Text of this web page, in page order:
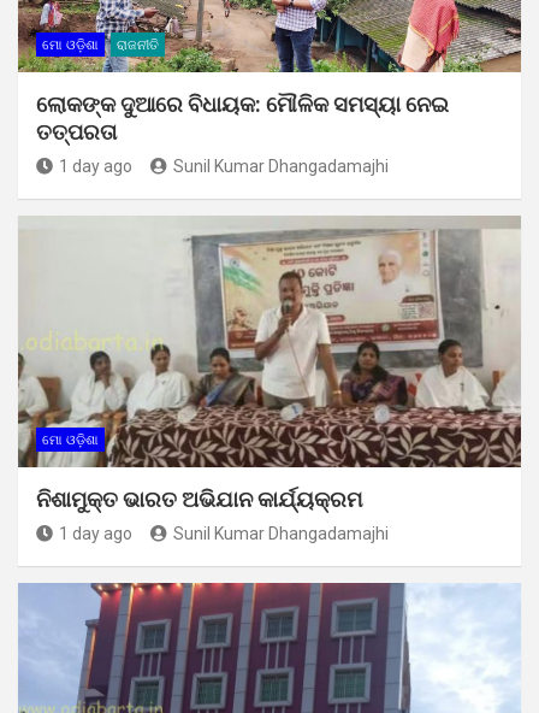
ମୋ ଓଡ଼ିଶା ରାଜନୀତି
ଲୋକଙ୍କ ଦୁଆରେ ବିଧାୟକ: ମୌଳିକ ସମସ୍ୟା ନେଇ
ତତ୍ପରତା
1 day ago Sunil Kumar Dhangadamajhi
ମୋ ଓଡ଼ିଶା
ନିଶାମୁକ୍ତ ଭାରତ ଅଭିଯାନ କାର୍ଯ୍ୟକ୍ରମ
1 day ago Sunil Kumar Dhangadamajhi